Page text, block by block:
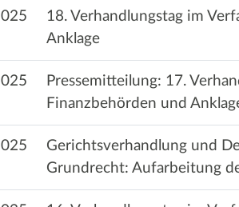
18. Verhandlungstag im
Anklage
Pressemitteilung: 17.
Finanzbehörden und
Gerichtsverhandlung und
Grundrecht: Aufarbeitung